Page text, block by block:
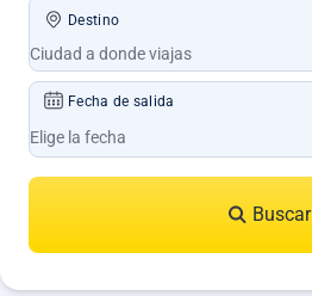
Destino
Fecha de salida
Buscar